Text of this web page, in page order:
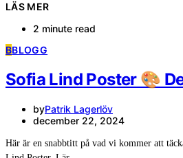
LÄS MER
2 minute read
BBLOGG
Sofia Lind Poster 🎨
byPatrik Lagerlöv
december 22, 2024
Här är en snabbtitt på vad vi kommer att